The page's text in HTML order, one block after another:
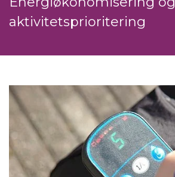
aktivitetsprioritering